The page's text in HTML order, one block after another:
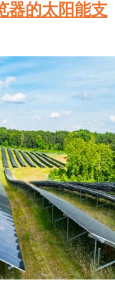
器的太阳能支